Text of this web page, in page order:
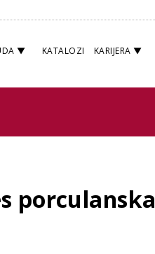
KATALOZI KARIJERA
porculanska